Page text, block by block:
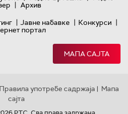
| Архив
| Јавне набавке | Конкурси |
портал
МАПА САЈТА
Правила употребе садржаја | Мапа
сајта